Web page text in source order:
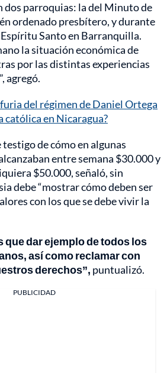
dos parroquias: la del Minuto de
ordenado presbítero, y durante
Santo en Barranquilla.
la situación económica de
por las distintas experiencias
agregó.
del régimen de Daniel Ortega
católica en Nicaragua?
de cómo en algunas
entre semana $30.000 y
$50.000, señaló, sin
debe “mostrar cómo deben ser
con los que se debe vivir la
que dar ejemplo de todos los
así como reclamar con
derechos”, puntualizó.
PUBLICIDAD